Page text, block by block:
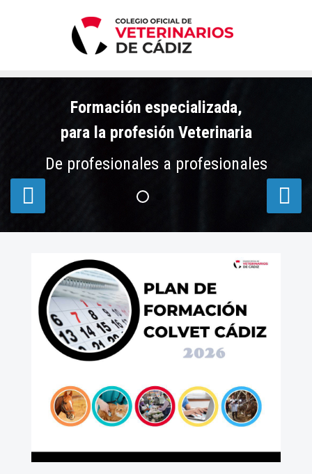
Formación especializada,
para la profesión Veterinaria
De profesionales a profesionales